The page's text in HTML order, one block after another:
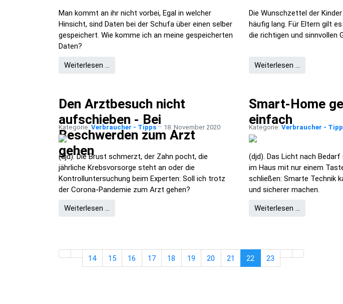
Man kommt an ihr nicht vorbei, Egal in welcher
Hinsicht, sind Daten bei der Schufa über einen selber
gespeichert. Wie komme ich an meine gespeicherten
Daten?
Weiterlesen …
Die Wunschzettel der
häufig lang. Für Eltern gilt
die richtigen und sinnvollen
Weiterlesen …
Den Arztbesuch nicht
aufschieben - Bei
Beschwerden zum Arzt
gehen
Kategorie: Verbraucher - Tipps 18. November 2020
(djd). Die Brust schmerzt, der Zahn pocht, die
jährliche Krebsvorsorge steht an oder die
Kontrolluntersuchung beim Experten: Soll ich trotz
der Corona-Pandemie zum Arzt gehen?
Weiterlesen …
Smart-Home
einfach
Kategorie: Verbraucher -
(djd). Das Licht nach
im Haus mit nur einem
schließen: Smarte Technik
und sicherer machen.
Weiterlesen …
14 15 16 17 18 19 20 21 22 23